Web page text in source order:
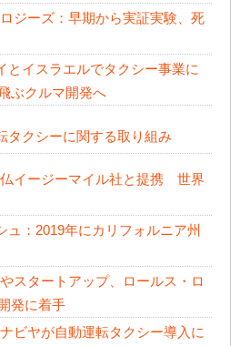
ジーズ：早期から実証実験、死
とイスラエルでタクシー事業に
ぶクルマ開発へ
タクシーに関する取り組み
イージーマイル社と提携 世界
ュ：2019年にカリフォルニア州
スタートアップ、ロールス・ロ
発に着手
ビヤが自動運転タクシー導入に